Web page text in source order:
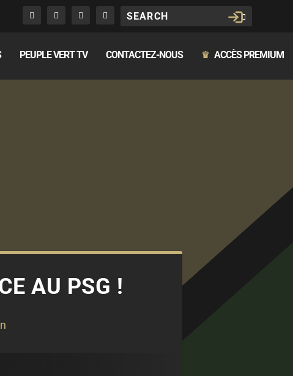
PEUPLE VERT TV CONTACTEZ-NOUS ♛ ACCÈS PREMIUM
AU PSG !